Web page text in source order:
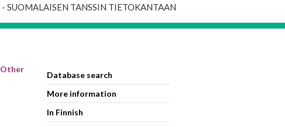
- SUOMALAISEN TANSSIN TIETOKANTAAN
Other
Database search
More information
In Finnish